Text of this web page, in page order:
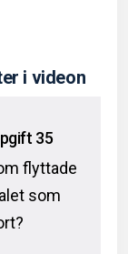
i videon
35
flyttade
som